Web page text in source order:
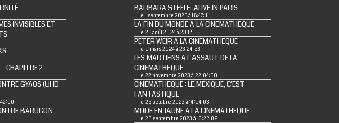
INVISIBLES ET
- CHAPITRE 2
GYAOS (UHD
BARUGON
BARBARA STEELE, ALIVE IN PARIS
le 1 septembre 2025 à 18:47:11
LA FIN DU MONDE A LA CINEMATHEQUE
le 25 août 2024 à 23:18:55
PETER WEIR A LA CINEMATHEQUE
le 9 mars 2024 à 23:24:53
LES MARTIENS A L'ASSAUT DE LA
CINEMATHEQUE
le 22 novembre 2023 à 22:04:00
CINEMATHEQUE : LE MEXIQUE, C'EST
FANTASTIQUE
le 25 octobre 2023 à 14:04:03
MODE EN JAUNE A LA CINEMATHEQUE
le 20 septembre 2023 à 13:28:09